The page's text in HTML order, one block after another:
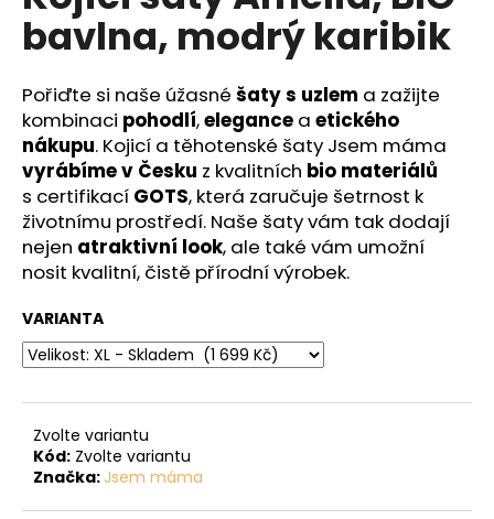
0,0
hvězdiček.
bavlna, modrý karibik
Pořiďte si naše úžasné šaty s uzlem a zažijte
kombinaci pohodlí,elegance a etického
nákupu. Kojicí a těhotenské šaty Jsem máma
vyrábíme v Česku z kvalitních bio materiálů
s certifikací GOTS, která zaručuje šetrnost k
životnímu prostředí. Naše šaty vám tak dodají
nejen atraktivní look, ale také vám umožní
nosit kvalitní, čistě přírodní výrobek.
VARIANTA
Zvolte variantu
Kód: Zvolte variantu
Značka: Jsem máma
u
j
m
e